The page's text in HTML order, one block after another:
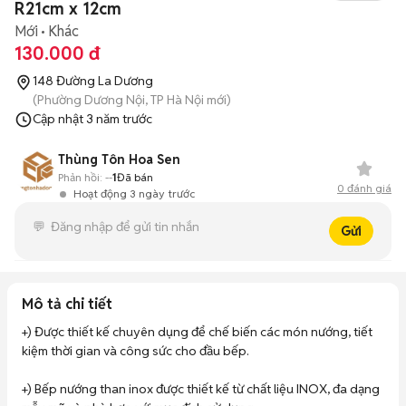
R21cm x 12cm
Mới Khác
130.000 đ
148 Đường La Dương
(Phường Dương Nội, TP Hà Nội mới)
Cập nhật3 năm trước
Thùng Tôn Hoa Sen
Hoạt động 3 ngày trước
Phản hồi: --1Đã bán
0 đánh giá
Gửi
Mô tả chi tiết
+) Được thiết kế chuyên dụng để chế biến các món nướng, tiết
kiệm thời gian và công sức cho đầu bếp.
+) Bếp nướng than inox được thiết kế từ chất liệu INOX, đa dạng